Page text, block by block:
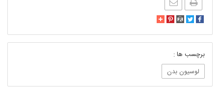
برچسب ها :
لوسیون بدن